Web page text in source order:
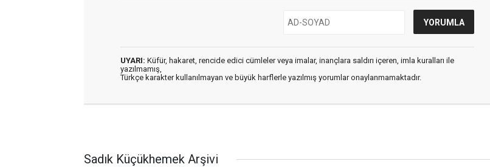
UYARI: Küfür, hakaret, rencide edici cümleler veya imalar, inançlara saldırı içeren, imla kuralları ile
yazılmamış,
Türkçe karakter kullanılmayan ve büyük harflerle yazılmış yorumlar onaylanmamaktadır.
Sadık Küçükhemek Arşivi